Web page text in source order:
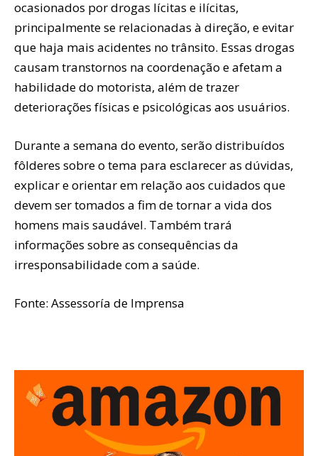
ocasionados por drogas lícitas e ilícitas,
principalmente se relacionadas à direção, e evitar
que haja mais acidentes no trânsito. Essas drogas
causam transtornos na coordenação e afetam a
habilidade do motorista, além de trazer
deteriorações físicas e psicológicas aos usuários.
Durante a semana do evento, serão distribuídos
fôlderes sobre o tema para esclarecer as dúvidas,
explicar e orientar em relação aos cuidados que
devem ser tomados a fim de tornar a vida dos
homens mais saudável. Também trará
informações sobre as consequências da
irresponsabilidade com a saúde.
Fonte: Assessoría de Imprensa